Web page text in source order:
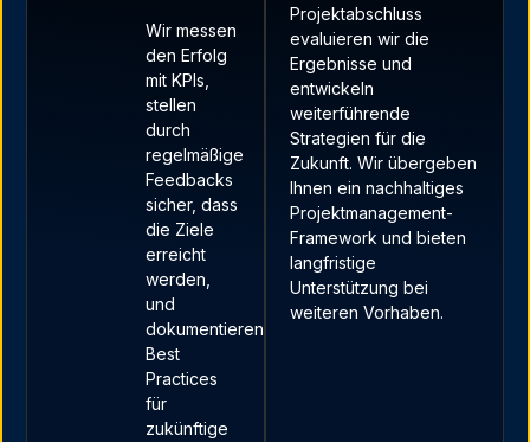
Wir messen
den Erfolg
mit KPIs,
stellen
durch
regelmäßige
Feedbacks
sicher, dass
die Ziele
erreicht
werden,
und
dokumentieren
Best
Practices
für
zukünftige
Projektabschluss
evaluieren wir die
Ergebnisse und
entwickeln
weiterführende
Strategien für die
Zukunft. Wir übergeben
Ihnen ein nachhaltiges
Projektmanagement-
Framework und bieten
langfristige
Unterstützung bei
weiteren Vorhaben.